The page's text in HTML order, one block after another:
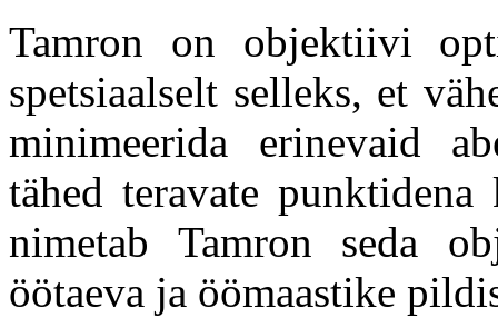
Tamron on objektiivi
spetsiaalselt selleks, et
minimeerida erinevaid
tähed teravate punktidena
nimetab Tamron seda
öötaeva ja öömaastike